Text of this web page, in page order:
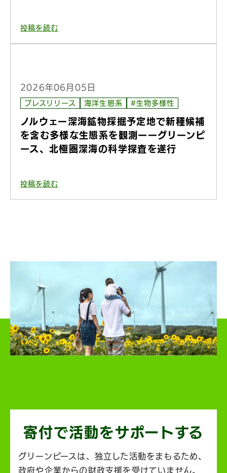
投稿を読む
2026年06月05日
プレスリリース 海洋生態系 #生物多様性
ノルウェー深海鉱物採掘予定地で新種候補
を含む多様な生態系を観測ーーグリーンピ
ース、北極圏深海の科学探査を遂行
投稿を読む
寄付で活動をサポートする
グリーンピースは、独立した活動をまもるため、
政府や企業からの財政支援を受けていません。